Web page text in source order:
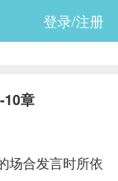
登录/注册
10章
场合发言时所依